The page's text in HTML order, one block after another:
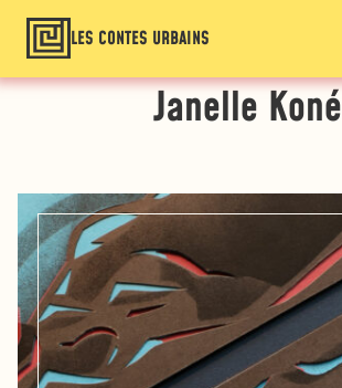
LES CONTES URBAINS
Janelle Koné